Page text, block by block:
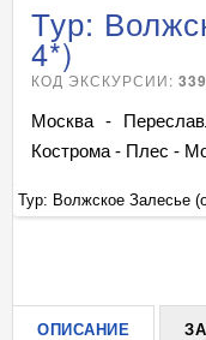
Тур:
4*)
КОД ЭКСКУРСИИ:
Москва -
Кострома - Плес -
Тур: Волжское Залесье
ОПИСАНИЕ